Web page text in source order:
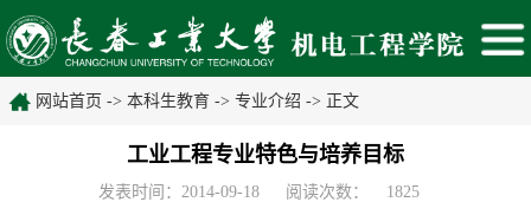
网站首页 -> 本科生教育 -> 专业介绍 -> 正文
工业工程专业特色与培养目标
发表时间：2014-09-18 阅读次数： 1825